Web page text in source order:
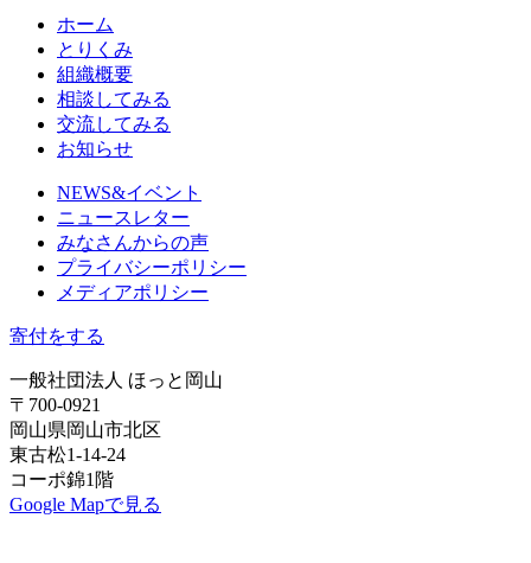
ホーム
とりくみ
組織概要
相談してみる
交流してみる
お知らせ
NEWS&イベント
ニュースレター
みなさんからの声
プライバシーポリシー
メディアポリシー
寄付をする
一般社団法人 ほっと岡山
〒700-0921
岡山県岡山市北区
東古松1-14-24
コーポ錦1階
Google Mapで見る